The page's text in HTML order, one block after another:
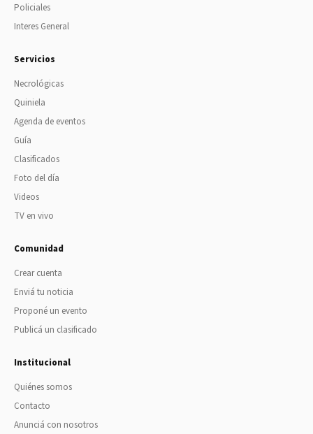
Policiales
Interes General
Servicios
Necrológicas
Quiniela
Agenda de eventos
Guía
Clasificados
Foto del día
Videos
TV en vivo
Comunidad
Crear cuenta
Enviá tu noticia
Proponé un evento
Publicá un clasificado
Institucional
Quiénes somos
Contacto
Anunciá con nosotros